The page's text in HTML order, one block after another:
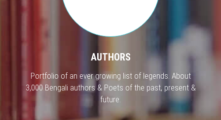
AUTHORS
Portfolio of an ever growing list of legends. About
3,000 Bengali authors & Poets of the past, present &
future.